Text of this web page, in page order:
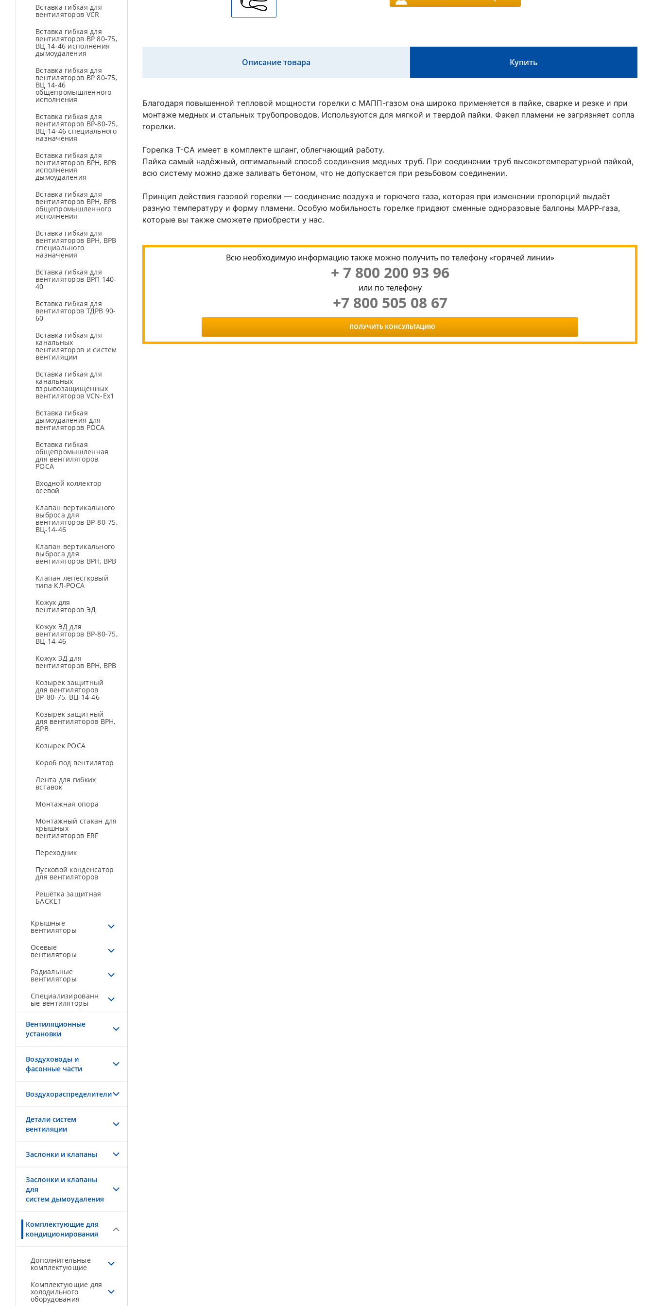
Вставка гибкая для
вентиляторов VCR
Вставка гибкая для
вентиляторов ВР 80-75,
ВЦ 14-46 исполнения
дымоудаления
Вставка гибкая для
вентиляторов ВР 80-75,
ВЦ 14-46
общепромышленного
исполнения
Вставка гибкая для
вентиляторов ВР-80-75,
ВЦ-14-46 специального
назначения
Вставка гибкая для
вентиляторов ВРН, ВРВ
исполнения
дымоудаления
Вставка гибкая для
вентиляторов ВРН, ВРВ
общепромышленного
исполнения
Вставка гибкая для
вентиляторов ВРН, ВРВ
специального
назначения
Вставка гибкая для
вентиляторов ВРП 140-
40
Вставка гибкая для
вентиляторов ТДРВ 90-
60
Вставка гибкая для
канальных
вентиляторов и систем
вентиляции
Вставка гибкая для
канальных
взрывозащищенных
вентиляторов VCN-Ex1
Вставка гибкая
дымоудаления для
вентиляторов РОСА
Вставка гибкая
общепромышленная
для вентиляторов
РОСА
Входной коллектор
осевой
Клапан вертикального
выброса для
вентиляторов ВР-80-75,
ВЦ-14-46
Клапан вертикального
выброса для
вентиляторов ВРН, ВРВ
Клапан лепестковый
типа КЛ-РОСА
Кожух для
вентиляторов ЭД
Кожух ЭД для
вентиляторов ВР-80-75,
ВЦ-14-46
Кожух ЭД для
вентиляторов ВРН, ВРВ
Козырек защитный
для вентиляторов
ВР-80-75, ВЦ-14-46
Козырек защитный
для вентиляторов ВРН,
ВРВ
Козырек РОСА
Короб под вентилятор
Лента для гибких
вставок
Монтажная опора
Монтажный стакан для
крышных
вентиляторов ERF
Переходник
Пусковой конденсатор
для вентиляторов
Решётка защитная
БАСКЕТ
Крышные
вентиляторы
Осевые
вентиляторы
Радиальные
вентиляторы
Специализированн
ые вентиляторы
Вентиляционные
установки
Воздуховоды и
фасонные части
Воздухораспределители
Детали систем
вентиляции
Заслонки и клапаны
Заслонки и клапаны
для
систем дымоудаления
Комплектующие для
кондиционирования
Дополнительные
комплектующие
Комплектующие для
холодильного
оборудования
Описание товара Купить
Благодаря повышенной тепловой мощности горелки с МАПП-газом она широко применяется в пайке, сварке и резке и при
монтаже медных и стальных трубопроводов. Используются для мягкой и твердой пайки. Факел пламени не загрязняет сопла
горелки.
Горелка Т-СА имеет в комплекте шланг, облегчающий работу.
Пайка самый надёжный, оптимальный способ соединения медных труб. При соединении труб высокотемпературной пайкой,
всю систему можно даже заливать бетоном, что не допускается при резьбовом соединении.
Принцип действия газовой горелки — соединение воздуха и горючего газа, которая при изменении пропорций выдаёт
разную температуру и форму пламени. Особую мобильность горелке придают сменные одноразовые баллоны МАРР-газа,
которые вы также сможете приобрести у нас.
Всю необходимую информацию также можно получить по телефону «горячей линии»
+ 7 800 200 93 96
или по телефону
+7 800 505 08 67
ПОЛУЧИТЬ КОНСУЛЬТАЦИЮ